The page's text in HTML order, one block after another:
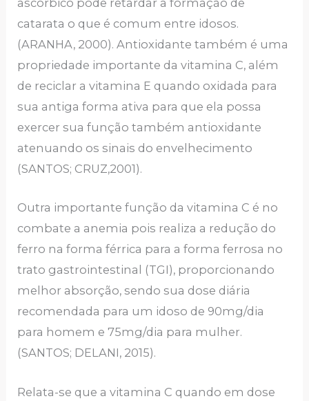
ascórbico pode retardar a formação de
catarata o que é comum entre idosos.
(ARANHA, 2000). Antioxidante também é uma
propriedade importante da vitamina C, além
de reciclar a vitamina E quando oxidada para
sua antiga forma ativa para que ela possa
exercer sua função também antioxidante
atenuando os sinais do envelhecimento
(SANTOS; CRUZ,2001).
Outra importante função da vitamina C é no
combate a anemia pois realiza a redução do
ferro na forma férrica para a forma ferrosa no
trato gastrointestinal (TGI), proporcionando
melhor absorção, sendo sua dose diária
recomendada para um idoso de 90mg/dia
para homem e 75mg/dia para mulher.
(SANTOS; DELANI, 2015).
Relata-se que a vitamina C quando em dose